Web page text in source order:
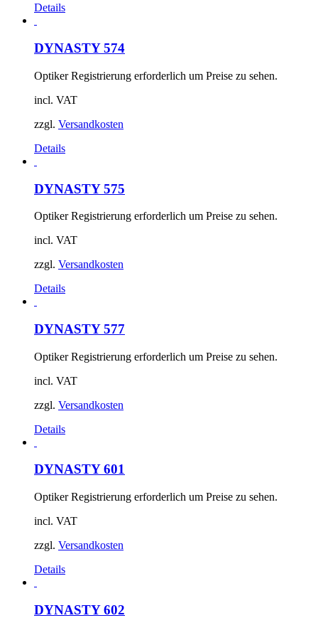
Details
DYNASTY 574
Optiker Registrierung erforderlich um Preise zu sehen.
incl. VAT
zzgl. Versandkosten
Details
DYNASTY 575
Optiker Registrierung erforderlich um Preise zu sehen.
incl. VAT
zzgl. Versandkosten
Details
DYNASTY 577
Optiker Registrierung erforderlich um Preise zu sehen.
incl. VAT
zzgl. Versandkosten
Details
DYNASTY 601
Optiker Registrierung erforderlich um Preise zu sehen.
incl. VAT
zzgl. Versandkosten
Details
DYNASTY 602